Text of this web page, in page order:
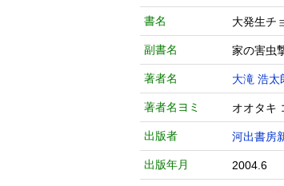
書名 大発生
副書名 家の害虫
著者名 大滝 浩太
著者名ヨミ オオタキ
出版者 河出書房
出版年月 2004.6